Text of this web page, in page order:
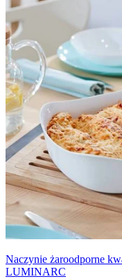
Naczynie żaroodporne
LUMINARC